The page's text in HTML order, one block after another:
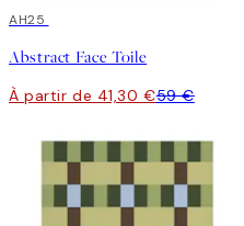
30%*
AH25
Abstract Face Toile
À partir de 41,30 €59 €